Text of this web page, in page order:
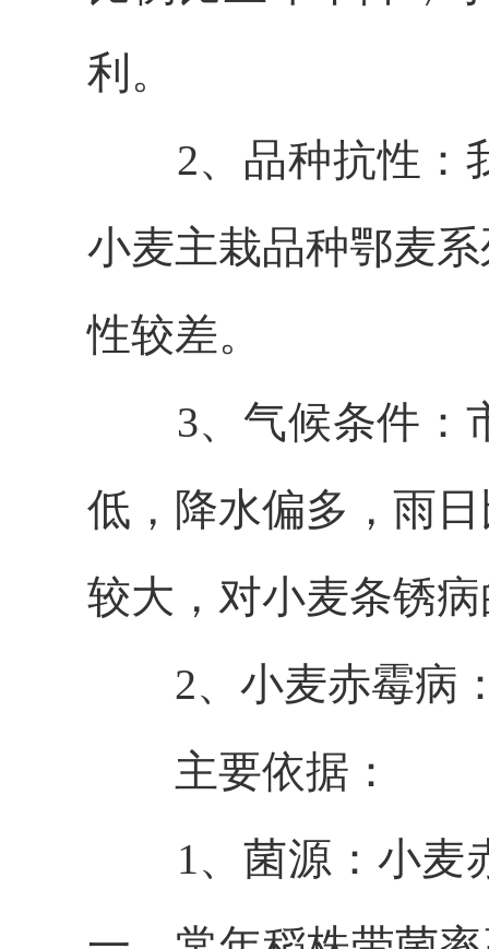
利。
2、品种抗性：
小麦主栽品种鄂麦
性较差。
3、气候条件：
低，降水偏多，雨
较大，对小麦条锈
2、小麦赤霉病
主要依据：
1、菌源：小麦